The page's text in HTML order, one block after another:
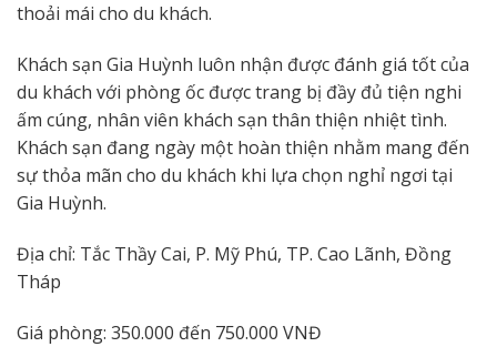
thoải mái cho du khách.
Khách sạn Gia Huỳnh luôn nhận được đánh giá tốt của
du khách với phòng ốc được trang bị đầy đủ tiện nghi
ấm cúng, nhân viên khách sạn thân thiện nhiệt tình.
Khách sạn đang ngày một hoàn thiện nhằm mang đến
sự thỏa mãn cho du khách khi lựa chọn nghỉ ngơi tại
Gia Huỳnh.
Địa chỉ: Tắc Thầy Cai, P. Mỹ Phú, TP. Cao Lãnh, Đồng
Tháp
Giá phòng: 350.000 đến 750.000 VNĐ